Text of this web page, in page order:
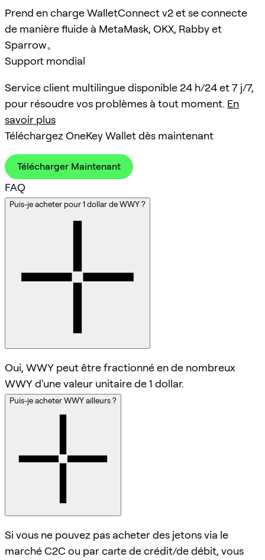
Prend en charge WalletConnect v2 et se connecte
de manière fluide à MetaMask, OKX, Rabby et
Sparrow。
Support mondial
Service client multilingue disponible 24 h/24 et 7 j/7,
pour résoudre vos problèmes à tout moment. En
savoir plus
Téléchargez OneKey Wallet dès maintenant
Télécharger Maintenant
FAQ
Puis-je acheter pour 1 dollar de WWY ?
Oui, WWY peut être fractionné en de nombreux
WWY d'une valeur unitaire de 1 dollar.
Puis-je acheter WWY ailleurs ?
Si vous ne pouvez pas acheter des jetons via le
marché C2C ou par carte de crédit/de débit, vous